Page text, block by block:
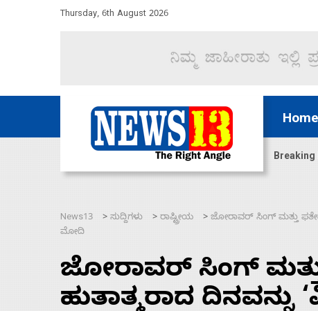
Thursday, 6th August 2026
Home
Breaking
ಸದನ ನಡೆಸಲು ಬಿಡೆವು: ಛಲವಾದಿ ನಾರಾಯಣಸ್ವಾಮಿ
News13 > ಸುದ್ದಿಗಳು > ರಾಷ್ಟ್ರೀಯ > ಜೋರಾವರ್ ಸಿಂಗ್ ಮತ್ತು
ಮೋದಿ
ಜೋರಾವರ್ ಸಿಂಗ್
ಹುತಾತ್ಮರಾದ